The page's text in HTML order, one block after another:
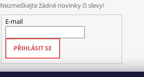
Nezmeškejte žádné novinky či slevy!
E-mail
PŘIHLÁSIT SE